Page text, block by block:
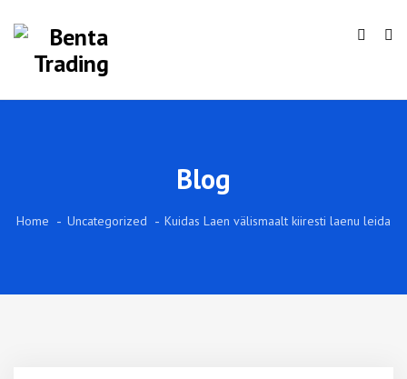
Blog
Home Uncategorized Kuidas Laen välismaalt kiiresti laenu leida